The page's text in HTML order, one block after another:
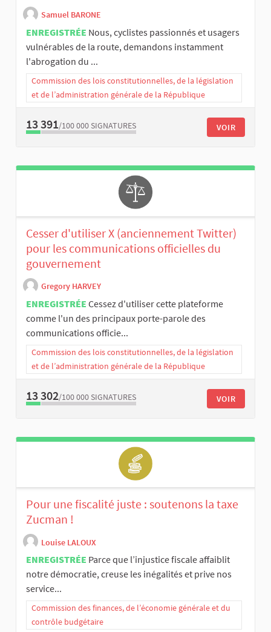
Samuel BARONE
ENREGISTRÉE Nous, cyclistes passionnés et usagers
vulnérables de la route, demandons instamment
l'abrogation du ...
Commission des lois constitutionnelles, de la législation
et de l’administration générale de la République
13 391/100 000 SIGNATURES VOIR
Cesser d'utiliser X (anciennement Twitter)
pour les communications officielles du
gouvernement
Gregory HARVEY
ENREGISTRÉE Cessez d'utiliser cette plateforme
comme l'un des principaux porte-parole des
communications officie...
Commission des lois constitutionnelles, de la législation
et de l’administration générale de la République
13 302/100 000 SIGNATURES VOIR
Pour une fiscalité juste : soutenons la taxe
Zucman !
Louise LALOUX
ENREGISTRÉE Parce que l’injustice fiscale affaiblit
notre démocratie, creuse les inégalités et prive nos
service...
Commission des finances, de l’économie générale et du
contrôle budgétaire